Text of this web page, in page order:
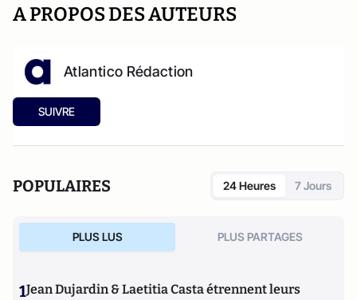
A PROPOS DES AUTEURS
Atlantico Rédaction
SUIVRE
POPULAIRES 24 Heures 7 Jours
PLUS LUS PLUS PARTAGES
1Jean Dujardin & Laetitia Casta étrennent leurs